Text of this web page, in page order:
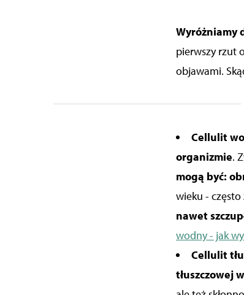
Wyróżniamy
pierwszy rzut
objawami.
Cellulit
organizmie.
mogą być:
wieku -
nawet
wodny - jak
Cellulit
tłuszczowej